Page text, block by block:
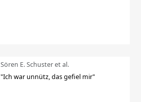
Sören E. Schuster et al.
"Ich war unnütz, das gefiel mir"